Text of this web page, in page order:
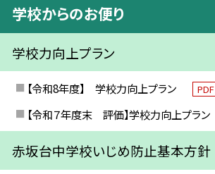
学校からのお便り
学校力向上プラン
【令和8年度】 学校力向上プラン PDF
【令和７年度末 評価】学校力向上プラン
赤坂台中学校いじめ防止基本方針